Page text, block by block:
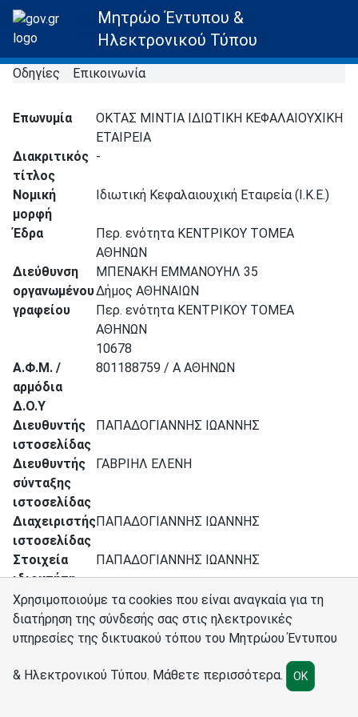
Μητρώο Έντυπου &
Ηλεκτρονικού Τύπου
Οδηγίες Επικοινωνία
Επωνυμία
ΟΚΤΑΣ ΜΙΝΤΙΑ ΙΔΙΩΤΙΚΗ ΚΕΦΑΛΑΙΟΥΧΙΚΗ
ΕΤΑΙΡΕΙΑ
Διακριτικός
τίτλος
-
Νομική
μορφή
Ιδιωτική Κεφαλαιουχική Εταιρεία (Ι.Κ.Ε.)
Έδρα
Περ. ενότητα ΚΕΝΤΡΙΚΟΥ ΤΟΜΕΑ
ΑΘΗΝΩΝ
Διεύθυνση
οργανωμένου
γραφείου
ΜΠΕΝΑΚΗ ΕΜΜΑΝΟΥΗΛ 35
Δήμος ΑΘΗΝΑΙΩΝ
Περ. ενότητα ΚΕΝΤΡΙΚΟΥ ΤΟΜΕΑ
ΑΘΗΝΩΝ
10678
Α.Φ.Μ. /
αρμόδια
Δ.Ο.Υ
801188759 / Α ΑΘΗΝΩΝ
Διευθυντής
ιστοσελίδας
ΠΑΠΑΔΟΓΙΑΝΝΗΣ ΙΩΑΝΝΗΣ
Διευθυντής
σύνταξης
ιστοσελίδας
ΓΑΒΡΙΗΛ ΕΛΕΝΗ
Διαχειριστής
ιστοσελίδας
ΠΑΠΑΔΟΓΙΑΝΝΗΣ ΙΩΑΝΝΗΣ
Στοιχεία
ιδιοκτήτη
ΠΑΠΑΔΟΓΙΑΝΝΗΣ ΙΩΑΝΝΗΣ
Ιστοσελίδα www.businessdaily.gr
Ρυθμίσεις cookies
Χρησιμοποιούμε τα cookies που είναι αναγκαία για τη
διατήρηση της σύνδεσής σας στις ηλεκτρονικές
υπηρεσίες της δικτυακού τόπου του Μητρώου Έντυπου
& Ηλεκτρονικού Τύπου. Μάθετε περισσότερα. OK